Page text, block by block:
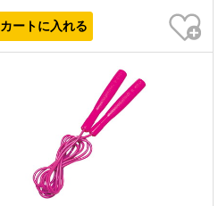
カートに入れる
お気に入り